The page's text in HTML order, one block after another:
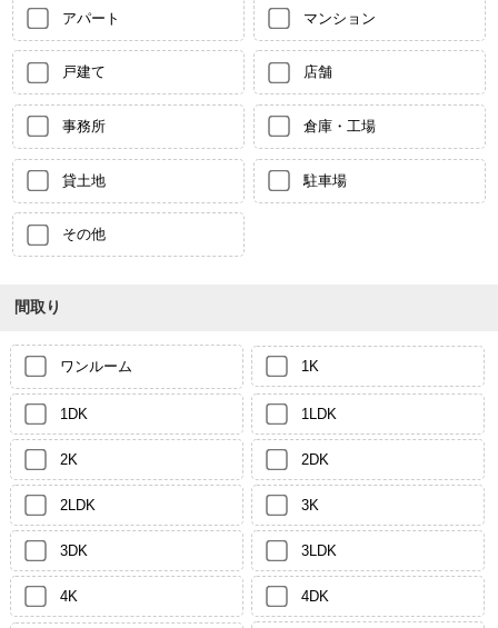
アパート マンション
戸建て 店舗
事務所 倉庫・工場
貸土地 駐車場
その他
間取り
ワンルーム 1K
1DK 1LDK
2K 2DK
2LDK 3K
3DK 3LDK
4K 4DK